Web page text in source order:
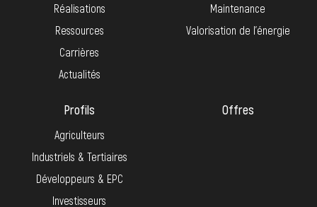
Réalisations
Ressources
Carrières
Actualités
Maintenance
Valorisation de l’énergie
Profils
Agriculteurs
Industriels & Tertiaires
Développeurs & EPC
Investisseurs
Offres